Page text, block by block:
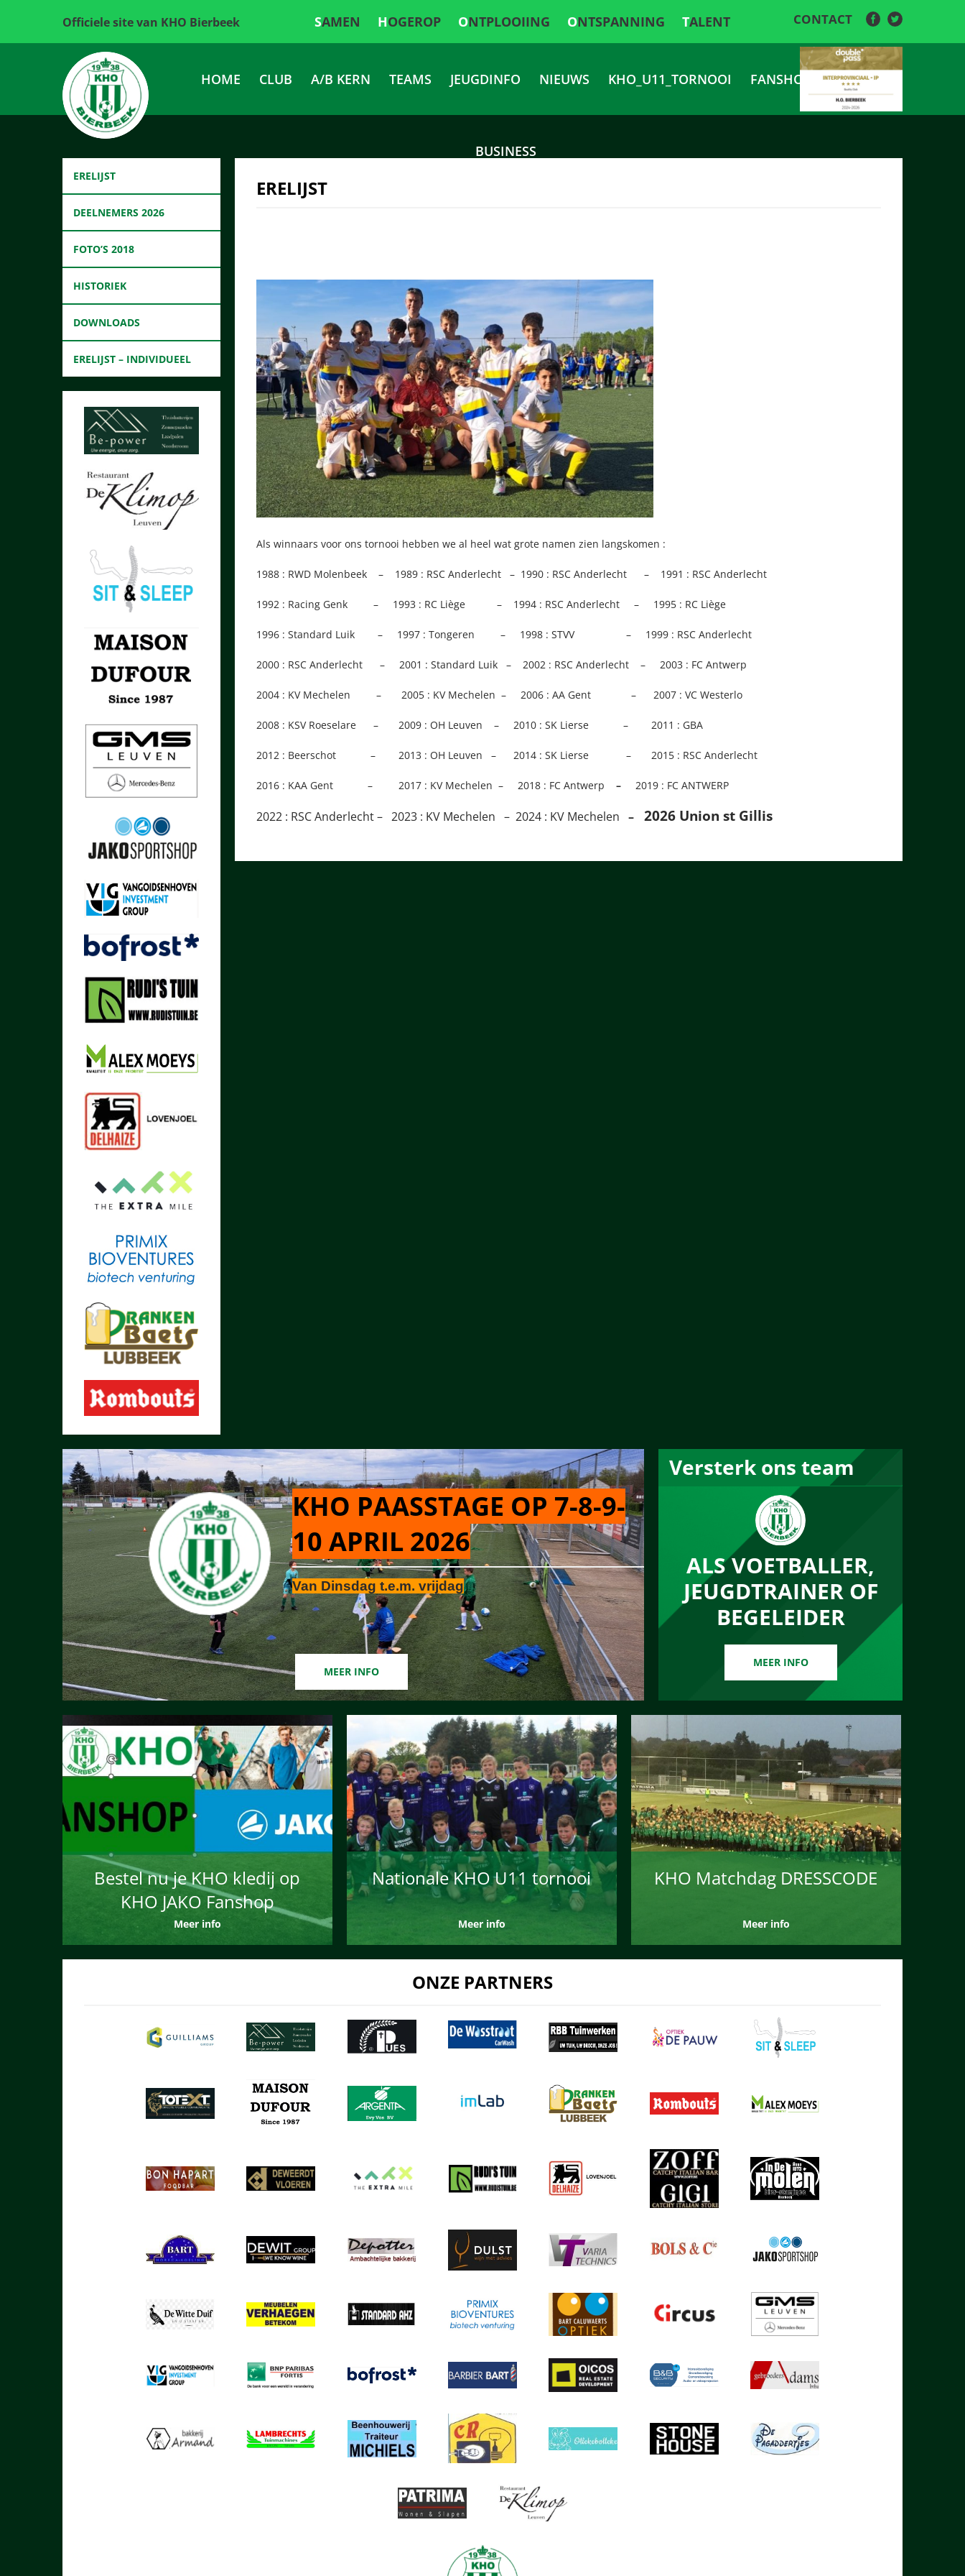
Officiele site van KHO Bierbeek SAMEN HOGEROP ONTPLOOIING ONTSPANNING TALENT CONTACT
HOME CLUB A/B KERN TEAMS JEUGDINFO NIEUWS KHO_U11_TORNOOI FANSHOP
BUSINESS
ERELIJST
DEELNEMERS 2026
FOTO’S 2018
HISTORIEK
DOWNLOADS
ERELIJST – INDIVIDUEEL
ERELIJST
Als winnaars voor ons tornooi hebben we al heel wat grote namen zien langskomen :
1988 : RWD Molenbeek – 1989 : RSC Anderlecht – 1990 : RSC Anderlecht – 1991 : RSC Anderlecht
1992 : Racing Genk – 1993 : RC Liège – 1994 : RSC Anderlecht – 1995 : RC Liège
1996 : Standard Luik – 1997 : Tongeren – 1998 : STVV – 1999 : RSC Anderlecht
2000 : RSC Anderlecht – 2001 : Standard Luik – 2002 : RSC Anderlecht – 2003 : FC Antwerp
2004 : KV Mechelen – 2005 : KV Mechelen – 2006 : AA Gent – 2007 : VC Westerlo
2008 : KSV Roeselare – 2009 : OH Leuven – 2010 : SK Lierse – 2011 : GBA
2012 : Beerschot – 2013 : OH Leuven – 2014 : SK Lierse – 2015 : RSC Anderlecht
2016 : KAA Gent – 2017 : KV Mechelen – 2018 : FC Antwerp – 2019 : FC ANTWERP
2022 : RSC Anderlecht – 2023 : KV Mechelen – 2024 : KV Mechelen – 2026 Union st Gillis
KHO PAASSTAGE OP 7-8-9-
10 APRIL 2026
Van Dinsdag t.e.m. vrijdag
MEER INFO
Versterk ons team
ALS VOETBALLER,
JEUGDTRAINER OF
BEGELEIDER
MEER INFO
Bestel nu je KHO kledij op
KHO JAKO Fanshop
Meer info
Nationale KHO U11 tornooi
Meer info
KHO Matchdag DRESSCODE
Meer info
ONZE PARTNERS